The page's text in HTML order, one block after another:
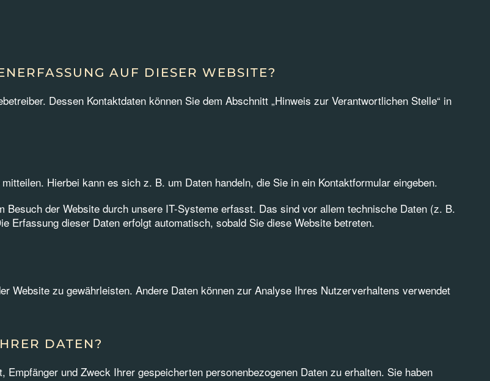
AUF DIESER WEBSITE?
Dessen Kontaktdaten können Sie dem Abschnitt „Hinweis zur Verantwortlichen Stelle“ in
Hierbei kann es sich z. B. um Daten handeln, die Sie in ein Kontaktformular eingeben.
der Website durch unsere IT-Systeme erfasst. Das sind vor allem technische Daten (z. B.
Erfassung dieser Daten erfolgt automatisch, sobald Sie diese Website betreten.
Website zu gewährleisten. Andere Daten können zur Analyse Ihres Nutzerverhaltens verwendet
DATEN?
und Zweck Ihrer gespeicherten personenbezogenen Daten zu erhalten. Sie haben